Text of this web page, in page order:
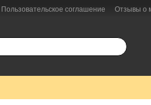
Пользовательское соглашение Отзывы о